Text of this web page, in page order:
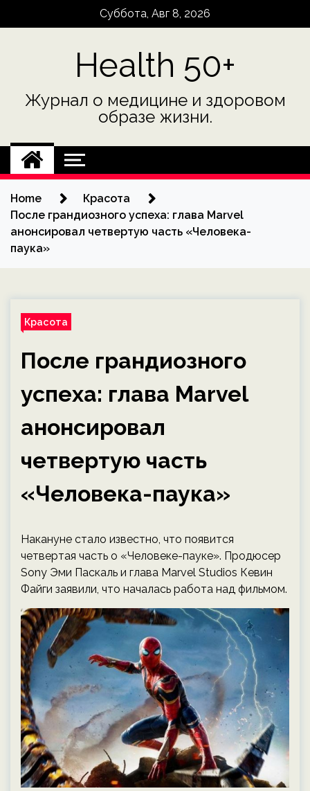
Суббота, Авг 8, 2026
Health 50+
Журнал о медицине и здоровом
образе жизни.
Home
Красота
После грандиозного успеха: глава Marvel
анонсировал четвертую часть «Человека-
паука»
Красота
После грандиозного
успеха: глава Marvel
анонсировал
четвертую часть
«Человека-паука»
Накануне стало известно, что появится
четвертая часть о «Человеке-пауке». Продюсер
Sony Эми Паскаль и глава Marvel Studios Кевин
Файги заявили, что началась работа над фильмом.